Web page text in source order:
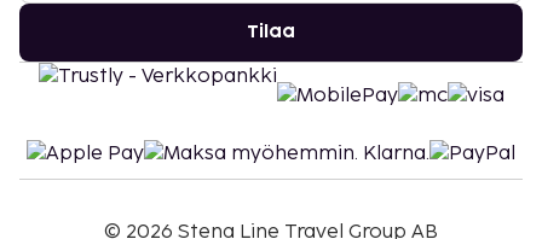
Tilaa
© 2026 Stena Line Travel Group AB